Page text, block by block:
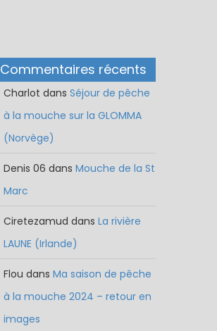
Commentaires récents
Charlot dansSéjour de pêche
à la mouche sur la GLOMMA
(Norvège)
Denis 06 dansMouche de la St
Marc
Ciretezamud dansLa rivière
LAUNE (Irlande)
Flou dansMa saison de pêche
à la mouche 2024 – retour en
images